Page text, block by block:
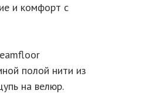
и комфорт с
полой нити из
на велюр.